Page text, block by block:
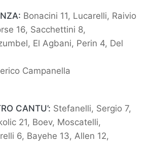
Bonacini 11, Lucarelli, Raivio
16, Sacchettini 8,
El Agbani, Perin 4, Del
Campanella
CANTU’: Stefanelli, Sergio 7,
21, Boev, Moscatelli,
6, Bayehe 13, Allen 12,